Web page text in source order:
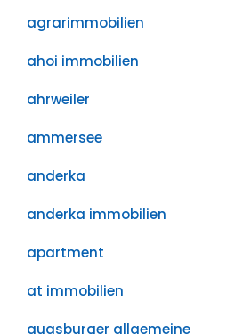
agrarimmobilien
ahoi immobilien
ahrweiler
ammersee
anderka
anderka immobilien
apartment
at immobilien
augsburger allgemeine